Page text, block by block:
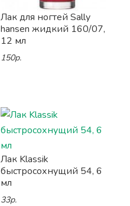
Лак для ногтей Sally
hansen жидкий 160/07,
12 мл
150р.
Лак Klassik
быстросохнущий 54, 6
мл
33р.